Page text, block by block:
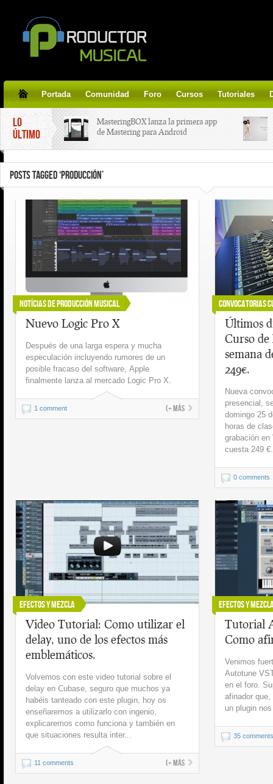
Portada Comunidad Foro Cursos Tutoriales
LO
ÚLTIMO
MasteringBOX lanza la primera app
de Mastering para Android
MasteringBOX, Masterización on-
line gratis!
Korg lanza SDD-3000, el nuevo
pedal de delay.
Tutorial de CLA Effects, aprende a
aplicar efectos a tus voces.
POSTS TAGGED ‘PRODUCCIÓN’
Notícias de Producción Musical
Nuevo Logic Pro X
Después de una larga espera y mucha
especulación incluyendo rumores de un
posible fracaso del software, Apple
finalmente lanza al mercado Logic Pro X.
1 comment (+ más
Convocatorias
Últimos
Curso
semana
249€.
Nueva
presencial,
domingo 25
horas de
grabación
cuesta 249
0 comments
Efectos y Mezcla
Video Tutorial: Como utilizar el
delay, uno de los efectos más
emblemáticos.
Volvemos con este video tutorial sobre el
delay en Cubase, seguro que muchos ya
habéis tanteado con este plugin, hoy os
enseñaremos a utilizarlo con ingenio,
explicaremos como funciona y también en
que situaciones resulta inter...
11 comments (+ más
Efectos y
Tutorial
Como
Venimos
Autotune
en el foro.
afinador
un plugin
35 comments